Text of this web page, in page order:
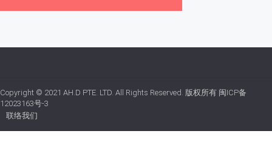
Copyright © 2021 AH.D PTE. LTD. All Rights Reserved. 版权所有 闽ICP备
12023163号-3
联络我们